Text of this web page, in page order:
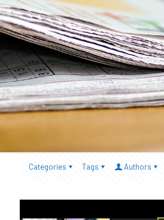
Categories Tags Authors